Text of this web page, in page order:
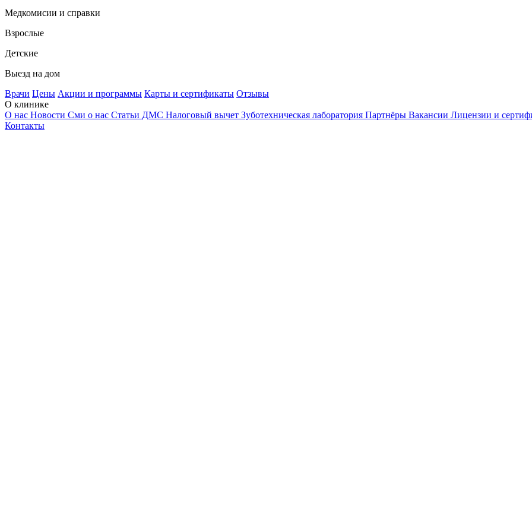
Медкомисии и справки
Взрослые
Детские
Выезд на дом
Врачи Цены Акции и программы Карты и сертификаты Отзывы
О клинике
О нас Новости Сми о нас Статьи ДМС Налоговый вычет Зуботехническая лаборатория Партнёры Вакансии Лицензии и
Контакты